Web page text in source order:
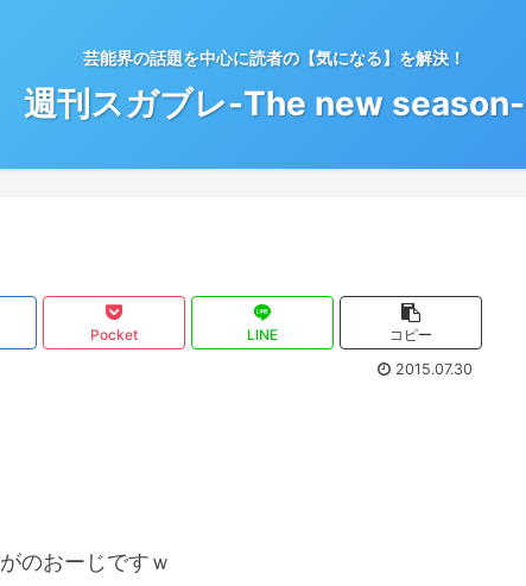
芸能界の話題を中心に読者の【気になる】を解決！
週刊スガブレ-The new season-
Pocket LINE
コピー
2015.07.30
のおーじですｗ